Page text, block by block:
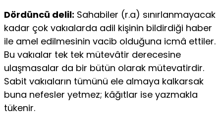
Dördüncü delil: Sahabiler (r.a) sınırlanmayacak
kadar çok vakıalarda adil kişinin bildirdiği haber
ile amel edilmesinin vacib olduğuna icmâ ettiler.
Bu vakıalar tek tek mütevâtir derecesine
ulaşmasalar da bir bütün olarak mütevatirdir.
Sabit vakıaların tümünü ele almaya kalkarsak
buna nefesler yetmez; kâğıtlar ise yazmakla
tükenir.